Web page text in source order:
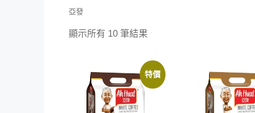
亞發
顯示所有 10 筆結果
特價